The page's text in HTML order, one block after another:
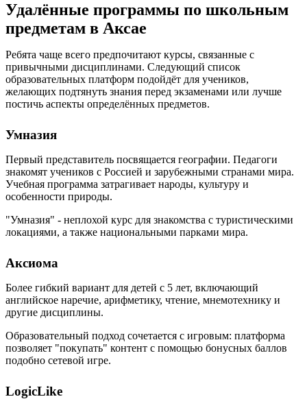
Удалённые программы по школьным
предметам в Аксае
Ребята чаще всего предпочитают курсы, связанные с
привычными дисциплинами. Следующий список
образовательных платформ подойдёт для учеников,
желающих подтянуть знания перед экзаменами или лучше
постичь аспекты определённых предметов.
Умназия
Первый представитель посвящается географии. Педагоги
знакомят учеников с Россией и зарубежными странами мира.
Учебная программа затрагивает народы, культуру и
особенности природы.
"Умназия" - неплохой курс для знакомства с туристическими
локациями, а также национальными парками мира.
Аксиома
Более гибкий вариант для детей с 5 лет, включающий
английское наречие, арифметику, чтение, мнемотехнику и
другие дисциплины.
Образовательный подход сочетается с игровым: платформа
позволяет "покупать" контент с помощью бонусных баллов
подобно сетевой игре.
LogicLike